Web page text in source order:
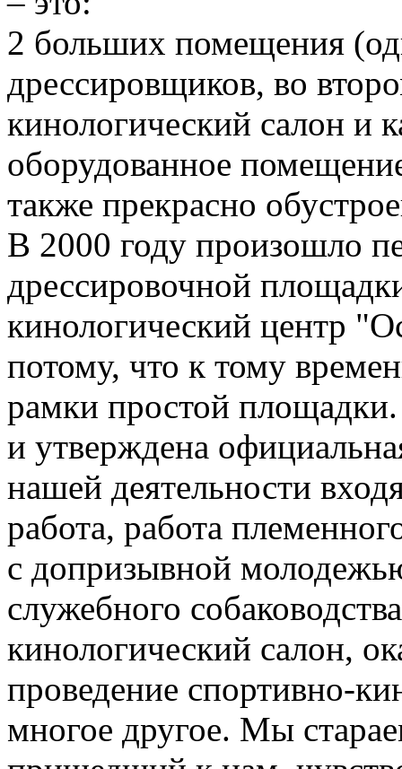
2 больших помещения
дрессировщиков, во
кинологический салон и
оборудованное
также прекрасно
В 2000 году произошло
дрессировочной
кинологический центр
потому, что к тому
рамки простой
и утверждена
нашей деятельности
работа, работа
с допризывной
служебного
кинологический салон,
проведение спортивно-
многое другое. Мы